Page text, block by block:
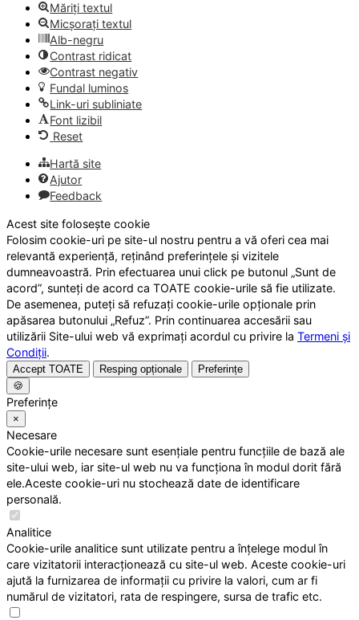
Măriți textul
Micșorați textul
Alb-negru
Contrast ridicat
Contrast negativ
Fundal luminos
Link-uri subliniate
Font lizibil
Reset
Hartă site
Ajutor
Feedback
Acest site folosește cookie
Folosim cookie-uri pe site-ul nostru pentru a vă oferi cea mai
relevantă experiență, reținând preferințele și vizitele
dumneavoastră. Prin efectuarea unui click pe butonul „Sunt de
acord”, sunteți de acord ca TOATE cookie-urile să fie utilizate.
De asemenea, puteți să refuzați cookie-urile opționale prin
apăsarea butonului „Refuz”. Prin continuarea accesării sau
utilizării Site-ului web vă exprimați acordul cu privire la Termeni și
Condiții.
Accept TOATE Resping opționale
Preferințe
🍪
Preferințe
×
Necesare
Cookie-urile necesare sunt esențiale pentru funcțiile de bază ale
site-ului web, iar site-ul web nu va funcționa în modul dorit fără
ele.Aceste cookie-uri nu stochează date de identificare
personală.
Analitice
Cookie-urile analitice sunt utilizate pentru a înțelege modul în
care vizitatorii interacționează cu site-ul web. Aceste cookie-uri
ajută la furnizarea de informații cu privire la valori, cum ar fi
numărul de vizitatori, rata de respingere, sursa de trafic etc.